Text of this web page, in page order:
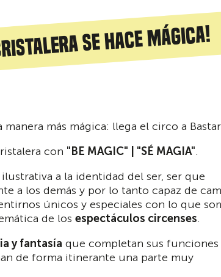
se hace mágica!
más mágica: llega el circo a
con "BE MAGIC" | "SÉ MAGIA".
a la identidad del ser, ser que
a los demás y por lo tanto capaz de
únicos y especiales con lo que
de los espectáculos circenses.
y fantasía que completan sus funciones
de forma itinerante una parte muy